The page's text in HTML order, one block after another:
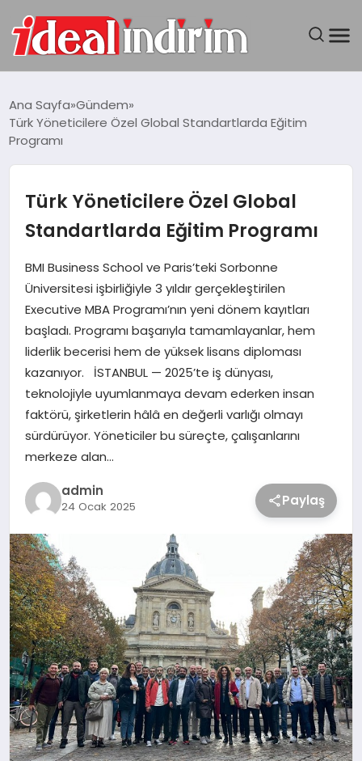
TEKNOLOJI
Ana Sayfa Gündem
Türk Yöneticilere Özel Global Standartlarda Eğitim
Programı
Türk Yöneticilere Özel Global
Standartlarda Eğitim Programı
BMI Business School ve Paris’teki Sorbonne
Üniversitesi işbirliğiyle 3 yıldır gerçekleştirilen
Executive MBA Programı’nın yeni dönem kayıtları
başladı. Programı başarıyla tamamlayanlar, hem
liderlik becerisi hem de yüksek lisans diploması
kazanıyor. İSTANBUL — 2025’te iş dünyası,
teknolojiyle uyumlanmaya devam ederken insan
faktörü, şirketlerin hâlâ en değerli varlığı olmayı
sürdürüyor. Yöneticiler bu süreçte, çalışanlarını
merkeze alan…
admin
24 Ocak 2025 Paylaş